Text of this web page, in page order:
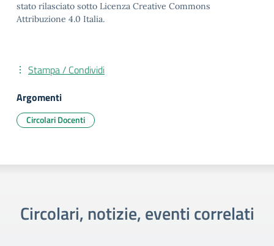
stato rilasciato sotto Licenza Creative Commons
Attribuzione 4.0 Italia.
Stampa / Condividi
Argomenti
Circolari Docenti
Circolari, notizie, eventi correlati